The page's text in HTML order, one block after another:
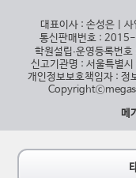
대표이사 : 손성은 |
통신판매번호 :
학원설립∙운영등록번
신고기관명 : 서울특별
개인정보보호책임자 : 정
메